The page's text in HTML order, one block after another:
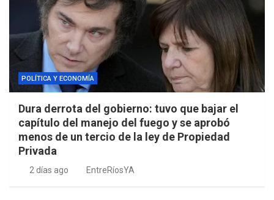
POLÍTICA Y ECONOMÍA
Dura derrota del gobierno: tuvo que bajar el
capítulo del manejo del fuego y se aprobó
menos de un tercio de la ley de Propiedad
Privada
2 días ago EntreRíosYA